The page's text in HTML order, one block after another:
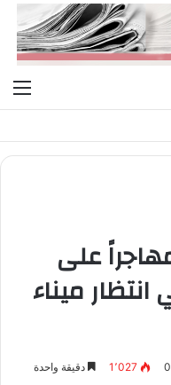
بلا حدود: 314 مهاجراً على
ميناء
0 1٬027 دقيقة واحدة